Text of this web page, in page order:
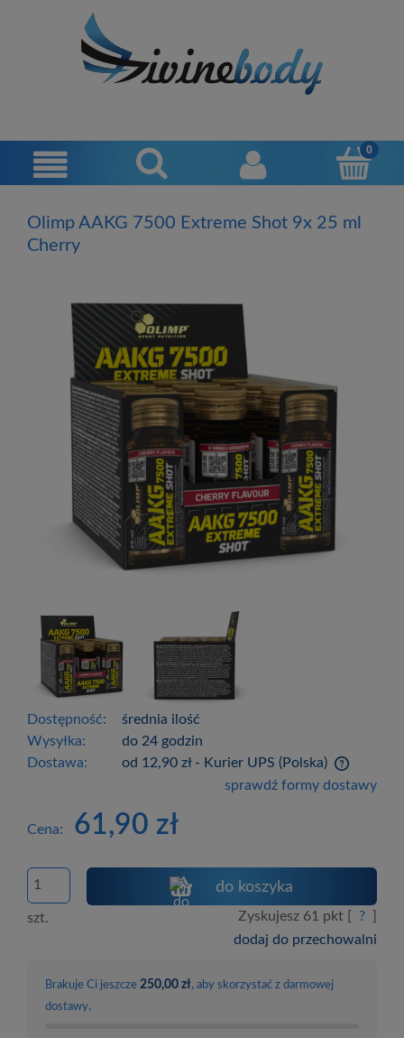
Olimp AAKG 7500 Extreme Shot 9x 25 ml
Cherry
Dostępność:
średnia ilość
Wysyłka:
do 24 godzin
Dostawa:
od 12,90 zł - Kurier UPS (Polska)
Cena nie zawiera ewentualnych kosztówsprawdź formy dostawy
Cena: 61,90 zł
szt.
do koszyka
Zyskujesz 61 pkt [ ?
dodaj do przechowalni
Brakuje Ci jeszcze 250,00 zł, aby skorzystać z darmowej
dostawy.